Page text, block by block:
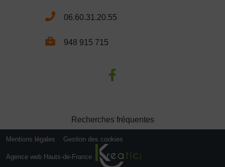
06.60.31.20.55
948 915 715
Recherches fréquentes
Mentions légales Gestion des cookies
Agence web Hauts-de-France